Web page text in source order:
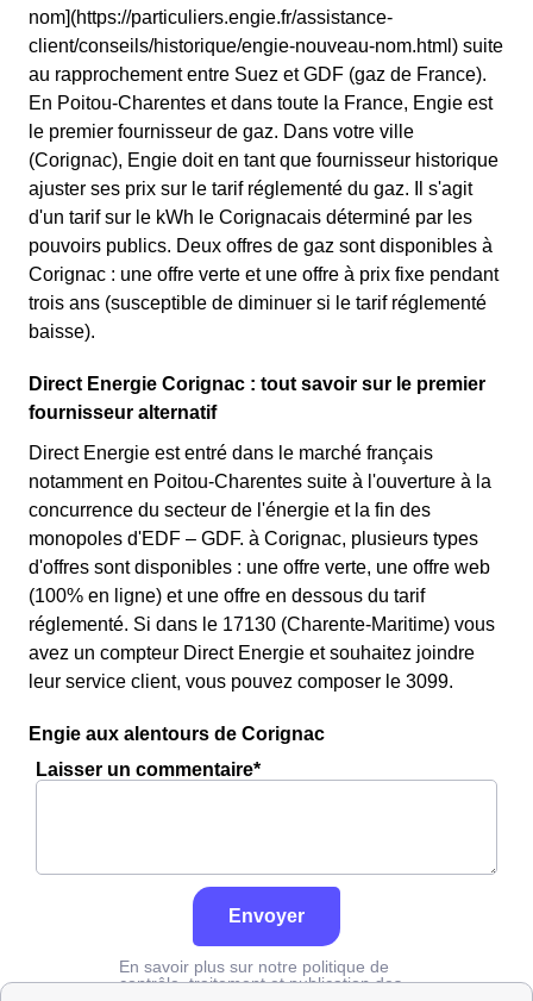
nom](https://particuliers.engie.fr/assistance-
client/conseils/historique/engie-nouveau-nom.html) suite
au rapprochement entre Suez et GDF (gaz de France).
En Poitou-Charentes et dans toute la France, Engie est
le premier fournisseur de gaz. Dans votre ville
(Corignac), Engie doit en tant que fournisseur historique
ajuster ses prix sur le tarif réglementé du gaz. Il s'agit
d'un tarif sur le kWh le Corignacais déterminé par les
pouvoirs publics. Deux offres de gaz sont disponibles à
Corignac : une offre verte et une offre à prix fixe pendant
trois ans (susceptible de diminuer si le tarif réglementé
baisse).
Direct Energie Corignac : tout savoir sur le premier
fournisseur alternatif
Direct Energie est entré dans le marché français
notamment en Poitou-Charentes suite à l'ouverture à la
concurrence du secteur de l'énergie et la fin des
monopoles d'EDF – GDF. à Corignac, plusieurs types
d'offres sont disponibles : une offre verte, une offre web
(100% en ligne) et une offre en dessous du tarif
réglementé. Si dans le 17130 (Charente-Maritime) vous
avez un compteur Direct Energie et souhaitez joindre
leur service client, vous pouvez composer le 3099.
Engie aux alentours de Corignac
Laisser un commentaire*
Envoyer
En savoir plus sur notre politique de
contrôle, traitement et publication des